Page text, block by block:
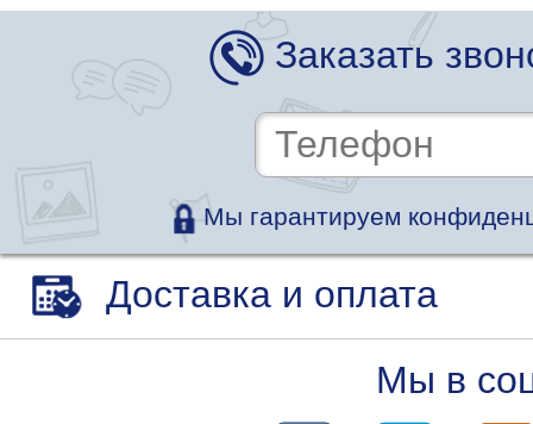
Заказать
Мы гарантируем
Доставка и оплата
Мы в